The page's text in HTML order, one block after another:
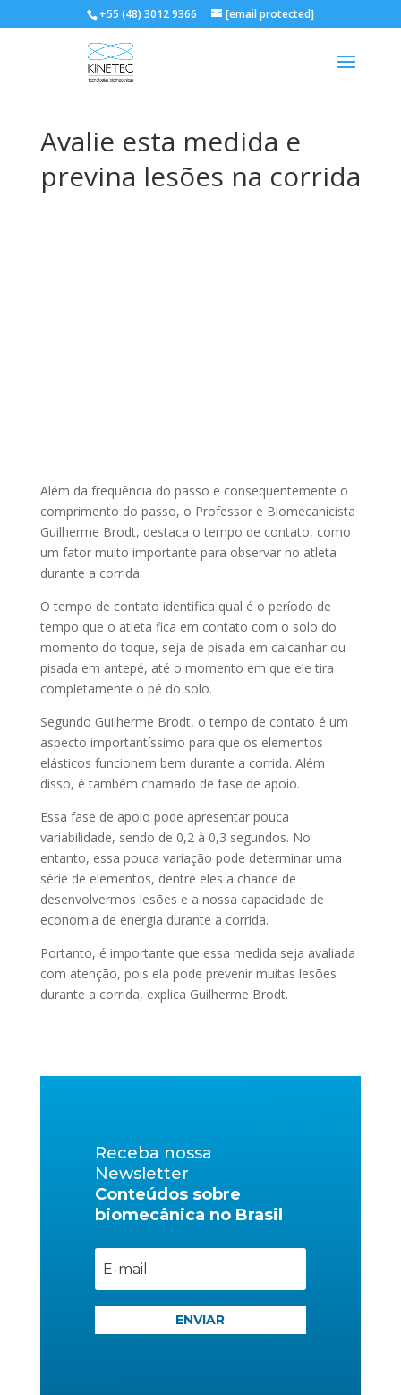
+55 (48) 3012 9366 [email protected]
Avalie esta medida e
previna lesões na corrida
Além da frequência do passo e consequentemente o
comprimento do passo, o Professor e Biomecanicista
Guilherme Brodt, destaca o tempo de contato, como
um fator muito importante para observar no atleta
durante a corrida.
O tempo de contato identifica qual é o período de
tempo que o atleta fica em contato com o solo do
momento do toque, seja de pisada em calcanhar ou
pisada em antepé, até o momento em que ele tira
completamente o pé do solo.
Segundo Guilherme Brodt, o tempo de contato é um
aspecto importantíssimo para que os elementos
elásticos funcionem bem durante a corrida. Além
disso, é também chamado de fase de apoio.
Essa fase de apoio pode apresentar pouca
variabilidade, sendo de 0,2 à 0,3 segundos. No
entanto, essa pouca variação pode determinar uma
série de elementos, dentre eles a chance de
desenvolvermos lesões e a nossa capacidade de
economia de energia durante a corrida.
Portanto, é importante que essa medida seja avaliada
com atenção, pois ela pode prevenir muitas lesões
durante a corrida, explica Guilherme Brodt.
Receba nossa
Newsletter
Conteúdos sobre
biomecânica no Brasil
ENVIAR